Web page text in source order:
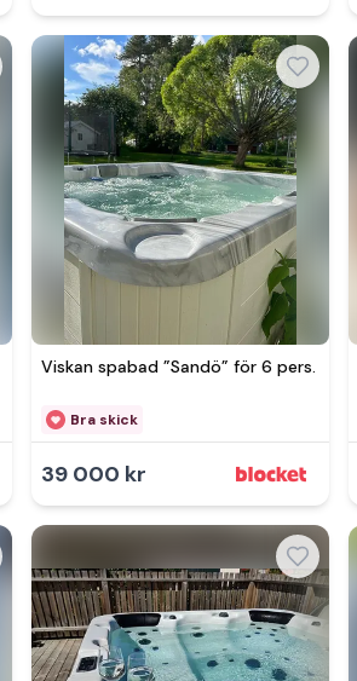
Viskan spabad ”Sandö” för 6 pers.
Bra skick
39 000 kr